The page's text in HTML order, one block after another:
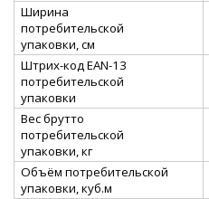
Ширина
потребительской
упаковки, см
Штрих-код EAN-13
потребительской
упаковки
Вес брутто
потребительской
упаковки, кг
Объём потребительской
упаковки, куб.м